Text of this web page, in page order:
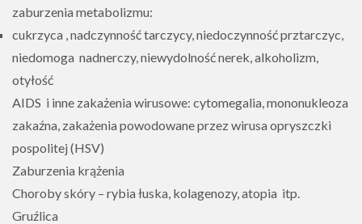
zaburzenia metabolizmu:
cukrzyca , nadczynność tarczycy, niedoczynność prztarczyc,
niedomoga nadnerczy, niewydolność nerek, alkoholizm,
otyłość
AIDS i inne zakażenia wirusowe: cytomegalia, mononukleoza
zakaźna, zakażenia powodowane przez wirusa opryszczki
pospolitej (HSV)
Zaburzenia krążenia
Choroby skóry – rybia łuska, kolagenozy, atopia itp.
Gruźlica